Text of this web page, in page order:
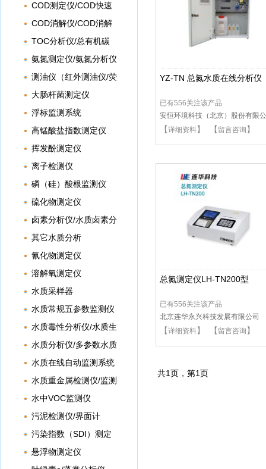
测定仪
COD测定仪/COD快速
测定仪
COD消解仪/COD消解
器 TOC分析仪/总有机碳
分析仪
氨氮测定仪/氨氮分析仪
测油仪（红外测油仪/荧
光测油仪）
大肠杆菌测定仪
浮标监测系统
高锰酸盐指数测定仪
（CODMn）
挥发酚测定仪
离子检测仪
磷（硅）酸根监测仪
硫化物测定仪
卤素分析仪/水质卤素分
析仪其它水质分析
氰化物测定仪
溶解氧测定仪
水质采样器
水质常规五参数监测仪
水质毒性分析仪/水质生
物毒性分析仪
水质分析仪/多参数水质
分析仪
水质在线自动监测系统
水质重金属检测仪/监测
仪 水中VOC监测仪
污泥检测仪/界面计
污染指数（SDI）测定
仪 悬浮物测定仪
YZ-TN 总氮水质在线分析仪
已有556关注该产品
安恒环境科技（北京）股份有限公
司【详细资料】 【 留言咨询 】
总氮测定仪LH-TN200型
已有556关注该产品
北京连华永兴科技发展有限公司
【详细资料】 【 留言咨询 】
共1页，第1页